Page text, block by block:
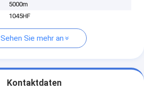
5000m
1045HF
Sehen Sie mehr an
Kontaktdaten